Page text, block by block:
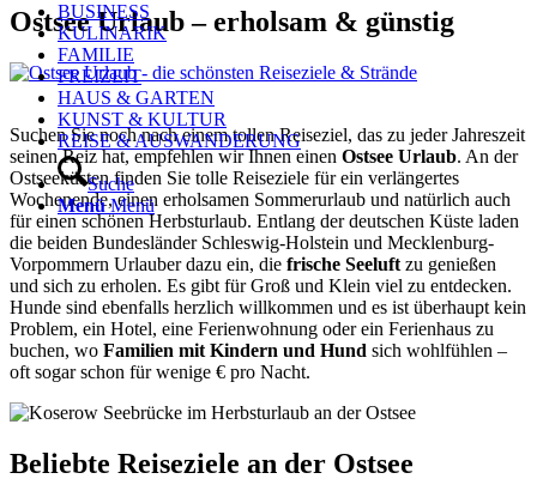
BUSINESS
KULINARIK
FAMILIE
FREIZEIT
HAUS & GARTEN
KUNST & KULTUR
REISE & AUSWANDERUNG
Suche
Menü Menü
Ostsee Urlaub – erholsam & günstig
Suchen Sie noch nach einem tollen Reiseziel, das zu jeder Jahreszeit
seinen Reiz hat, empfehlen wir Ihnen einen Ostsee Urlaub. An der
Ostseeküsten finden Sie tolle Reiseziele für ein verlängertes
Wochenende, einen erholsamen Sommerurlaub und natürlich auch
für einen schönen Herbsturlaub. Entlang der deutschen Küste laden
die beiden Bundesländer Schleswig-Holstein und Mecklenburg-
Vorpommern Urlauber dazu ein, die frische Seeluft zu genießen
und sich zu erholen. Es gibt für Groß und Klein viel zu entdecken.
Hunde sind ebenfalls herzlich willkommen und es ist überhaupt kein
Problem, ein Hotel, eine Ferienwohnung oder ein Ferienhaus zu
buchen, wo Familien mit Kindern und Hund sich wohlfühlen –
oft sogar schon für wenige € pro Nacht.
Beliebte Reiseziele an der Ostsee